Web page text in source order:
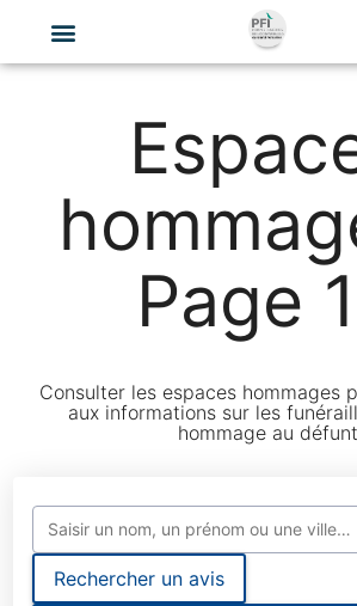
Page
Consulter les espaces hommages
aux informations sur les
hommage au défunt
Rechercher un avis